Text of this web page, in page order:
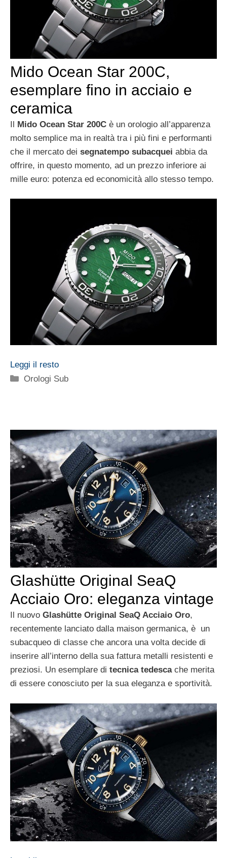
Mido Ocean Star 200C,
esemplare fino in acciaio e
ceramica
Il Mido Ocean Star 200C è un orologio all’apparenza
molto semplice ma in realtà tra i più fini e performanti
che il mercato dei segnatempo subacquei abbia da
offrire, in questo momento, ad un prezzo inferiore ai
mille euro: potenza ed economicità allo stesso tempo.
Leggi il resto
Categorie
Orologi Sub
Glashütte Original SeaQ
Acciaio Oro: eleganza vintage
Il nuovo Glashütte Original SeaQ Acciaio Oro,
recentemente lanciato dalla maison germanica, è un
subacqueo di classe che ancora una volta decide di
inserire all’interno della sua fattura metalli resistenti e
preziosi. Un esemplare di tecnica tedescache merita
di essere conosciuto per la sua eleganza e sportività.